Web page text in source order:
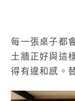
每一張桌子都
土牆正好與這
得有違和感。